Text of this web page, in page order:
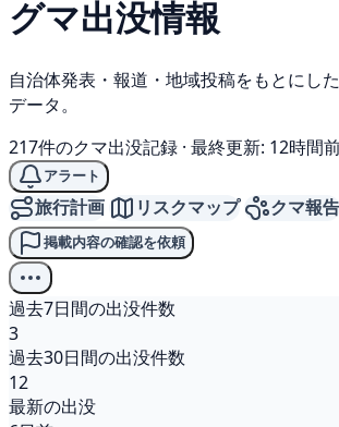
グマ出没情報
自治体発表・報道・地域投稿をもとにし
データ。
217件のクマ出没記録 · 最終更新: 12時間
アラート
旅行計画 リスクマップ クマ報告
掲載内容の確認を依頼
過去7日間の出没件数
3
過去30日間の出没件数
12
最新の出没